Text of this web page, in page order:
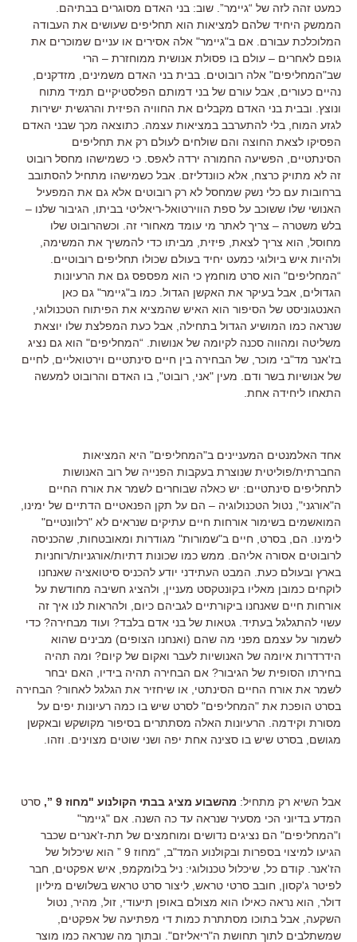
כמעט זהה לזה של “גיימר”. שוב: בני האדם מסוגרים בבתיהם.
הממשק היחיד שלהם למציאות הוא תחליפים שעושים את העבודה
המלוכלכת עבורם. אם ב"גיימר" אלה אסירים או עניים שמוכרים את
גופם לאחרים – עולם בו פסולת אנושית ממוחזרת – הרי
שב"המחליפים" אלה רובוטים. בבית בני האדם משמינים, מזדקנים,
נהיים כעורים, אבל עורם של בני דמותם הפלסטיקיים תמיד מתוח
ונוצץ. ובבית בני האדם מקבלים את החוויה הפיזית והרגשית ישירות
לגזע המוח, בלי להתערבב במציאות עצמה. כתוצאה מכך שבני האדם
הפסיקו לצאת החוצה והם שולחים לעולם רק את תחליפים
הסינתטיים, הפשיעה החמורה ירדה לאפס. כי כשמישהו מחסל רובוט
זה לא מתויק כרצח, אלא כוונדליזם. אבל כשמישהו מתחיל להסתובב
ברחובות עם כלי נשק שמחסל לא רק רובוטים אלא גם את המפעיל
האנושי שלו ששוכב על ספת הווירטואל-ריאליטי בביתו, הגיבור שלנו –
בלש משטרה – צריך לאתר מי עומד מאחורי זה. וכשהרובוט שלו
מחוסל, הוא צריך לצאת, פיזית, מביתו כדי להמשיך את המשימה,
ולהיות איש ביולוגי כמעט יחיד בעולם שכולו תחליפים רובוטיים.
“המחליפים" הוא סרט מוחמץ כי הוא מפספס גם את הרעיונות
הגדולים, אבל בעיקר את האקשן הגדול. כמו ב"גיימר" גם כאן
האנטגוניסט של הסיפור הוא האיש שהמציא את הפיתוח הטכנולוגי,
שנראה כמו המושיע הגדול בתחילה, אבל כעת המפלצת שלו יוצאת
משליטה ומהווה סכנה לקיומה של אנושות. “המחליפים" הוא גם נציג
בז'אנר מד"בי מוכר, של הבחירה בין חיים סינתטיים וירטואליים, לחיים
של אנושיות בשר ודם. מעין "אני, רובוט", בו האדם והרובוט למעשה
התאחו ליחידה אחת.
אחד האלמנטים המעניינים ב"המחליפים" היא המציאות
החברתית/פוליטית שנוצרת בעקבות הפנייה של רוב האנושות
לתחליפים סינתטיים: יש כאלה שבוחרים לשמר את אורח החיים
ה"אורגני", נטול הטכנולוגיה – הם על תקן הפנאטיים הדתיים של ימינו,
המואשמים בשימור אורחות חיים עתיקים שנראים לא "רלוונטיים"
לימינו. הם, בסרט, חיים ב"שמורות" מגודרות ומאובטחות, שהכניסה
לרובוטים אסורה אליהם. ממש כמו שכונות דתיות/אורגניות/רוחניות
בארץ ובעולם כעת. המבט העתידני יודע להכניס סיטואציה שאנחנו
לוקחים כמובן מאליו בקונטקסט מעניין, ולהציג חשיבה מחודשת על
אורחות חיים שאנחנו ביקורתיים לגביהם כיום, ולהראות לנו איך זה
עשוי להתגלגל בעתיד. גטאות של בני אדם בלבד? ועוד מבחירה? כדי
לשמור על עצמם מפני מה שהם (ואנחנו הצופים) מבינים שהוא
הידרדרות איומה של האנושיות לעבר ואקום של קיום? ומה תהיה
בחירתו הסופית של הגיבור? אם הבחירה תהיה בידיו, האם יבחר
לשמר את אורח החיים הסינתטי, או שיחזיר את הגלגל לאחור? הבחירה
בסרט הופכת את "המחליפים" לסרט שיש בו כמה רעיונות יפים על
מסורת וקידמה. הרעיונות האלה מסתתרים בסיפור מקושקש ובאקשן
מגושם, בסרט שיש בו סצינה אחת יפה ושני שוטים מצוינים. וזהו.
אבל השיא רק מתחיל: מהשבוע מציג בבתי הקולנוע "מחוז 9 ”,
סרט
המדע בדיוני הכי מסעיר שנראה עד כה השנה. אם "גיימר"
ו"המחליפים" הם נציגים נדושים ומוחמצים של תת-ז'אנרים שכבר
הגיעו למיצוי בספרות ובקולנוע המד"ב, “מחוז 9 ” הוא שיכלול של
הז'אנר. קודם כל, שיכלול טכנולוגי: ניל בלומקמפ, איש אפקטים, חבר
לפיטר ג'קסון, חובב סרטי טראש, ליצור סרט טראש בשלושים מיליון
דולר, הוא נראה כאילו הוא מצולם באופן תיעודי, זול, מהיר, נטול
השקעה, אבל בתוכו מסתתרת כמות די מפתיעה של אפקטים,
שמשתלבים לתוך תחושת ה"ריאליזם". ובתוך מה שנראה כמו מוצר